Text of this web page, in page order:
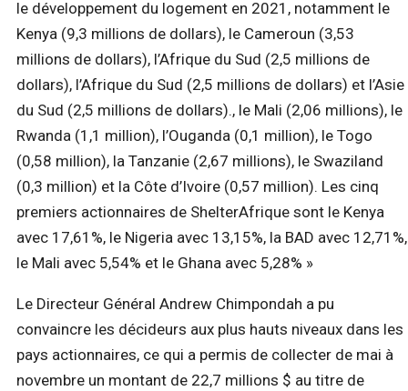
le développement du logement en 2021, notamment le
Kenya (9,3 millions de dollars), le Cameroun (3,53
millions de dollars), l’Afrique du Sud (2,5 millions de
dollars), l’Afrique du Sud (2,5 millions de dollars) et l’Asie
du Sud (2,5 millions de dollars)., le Mali (2,06 millions), le
Rwanda (1,1 million), l’Ouganda (0,1 million), le Togo
(0,58 million), la Tanzanie (2,67 millions), le Swaziland
(0,3 million) et la Côte d’Ivoire (0,57 million). Les cinq
premiers actionnaires de ShelterAfrique sont le Kenya
avec 17,61%, le Nigeria avec 13,15%, la BAD avec 12,71%,
le Mali avec 5,54% et le Ghana avec 5,28% »
Le Directeur Général Andrew Chimpondah a pu
convaincre les décideurs aux plus hauts niveaux dans les
pays actionnaires, ce qui a permis de collecter de mai à
novembre un montant de 22,7 millions $ au titre de